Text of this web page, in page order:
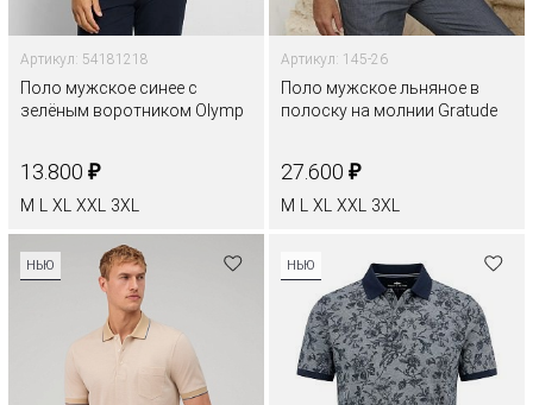
Артикул: 54181218
Поло мужское синее с
зелёным воротником Olymp
13.800 ₽
M XL XXL 3XL
Артикул: 145-26
Поло мужское льняное в
полоску на молнии Gratude
27.600 ₽
M XL XXL 3XL
НЬЮ НЬЮ